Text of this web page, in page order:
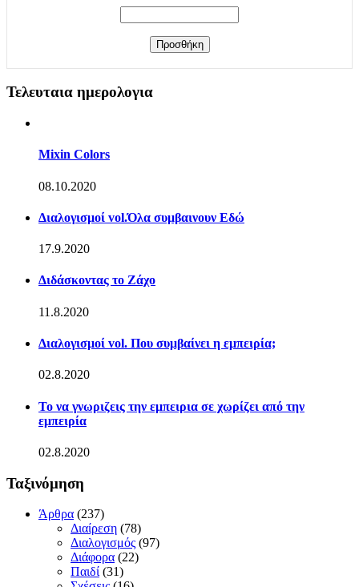
Τελευταια ημερολογια
Mixin Colors
08.10.2020
Διαλογισμοί vol.Όλα συμβαινουν Εδώ
17.9.2020
Διδάσκοντας το Ζάχο
11.8.2020
Διαλογισμοί vol. Που συμβαίνει η εμπειρία;
02.8.2020
Το να γνωριζεις την εμπειρια σε χωρίζει από την
εμπειρία
02.8.2020
Ταξινόμηση
Άρθρα (237)
Διαίρεση (78)
Διαλογισμός (97)
Διάφορα (22)
Παιδί (31)